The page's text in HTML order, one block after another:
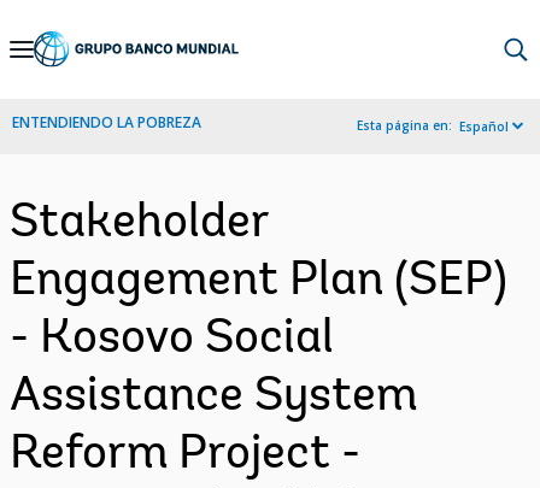
Skip
Navigation
ENTENDIENDO LA POBREZA Esta página en: Español
Stakeholder
Engagement Plan (SEP)
- Kosovo Social
Assistance System
Reform Project -